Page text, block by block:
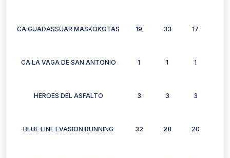
CA GUADASSUAR MASKOKOTAS 19 33 17
CA LA VAGA DE SAN ANTONIO 1 1 1
HEROES DEL ASFALTO 3 3 3
BLUE LINE EVASION RUNNING 32 28 20